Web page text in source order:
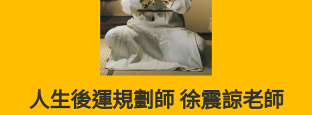
人生後運規劃師 徐震諒老師